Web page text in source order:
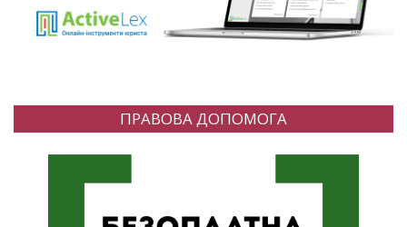
ПРАВОВА ДОПОМОГА